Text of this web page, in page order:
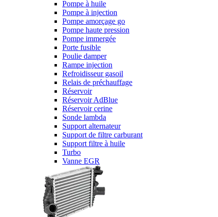
Pompe à huile
Pompe à injection
Pompe amorçage go
Pompe haute pression
Pompe immergée
Porte fusible
Poulie damper
Rampe injection
Refroidisseur gasoil
Relais de préchauffage
Réservoir
Réservoir AdBlue
Réservoir cerine
Sonde lambda
Support alternateur
Support de filtre carburant
Support filtre à huile
Turbo
Vanne EGR